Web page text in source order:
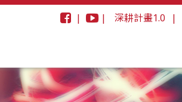
| | 深耕計畫1.0 |